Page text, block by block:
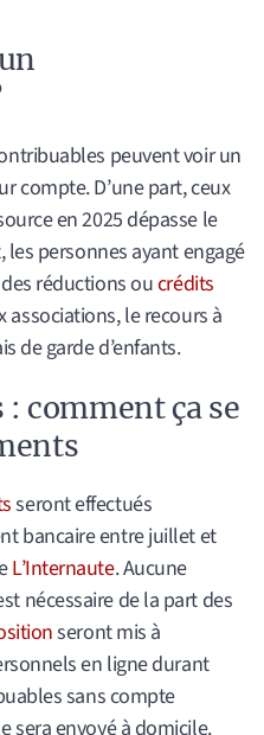
peuvent voir un
compte. D’une part, ceux
en 2025 dépasse le
personnes ayant engagé
réductions oucrédits
associations, le recours à
de garde d’enfants.
comment ça se
seront effectués
bancaire entre juillet et
L’Internaute. Aucune
nécessaire de la part des
seront mis à
en ligne durant
sans compte
sera envoyé à domicile.